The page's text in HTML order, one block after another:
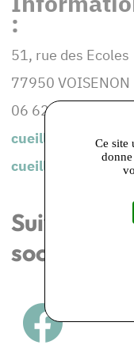
:
51, rue des Ecoles
77950 VOISENON
06 62 20 89 71
cueillette-de-
Suivez-
sociaux
Ce site